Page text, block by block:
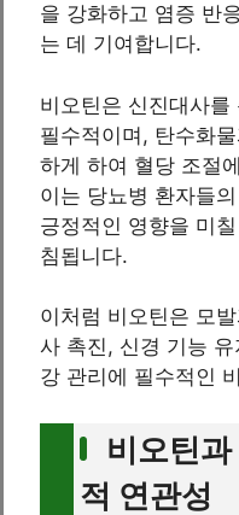
을 강화하고 염증 반
는 데 기여합니다.
비오틴은 신진대사를
필수적이며, 탄수화
하게 하여 혈당 조절
이는 당뇨병 환자들
긍정적인 영향을 미
침됩니다.
이처럼 비오틴은 모
사 촉진, 신경 기능
강 관리에 필수적인
비오틴
적 연관성